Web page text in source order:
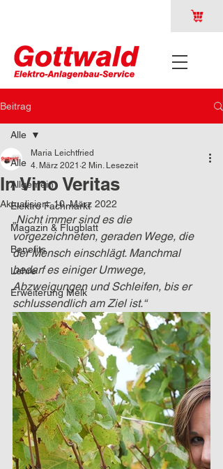
Beitrag
Alle
Allgemein
Elektro Fachmarkt
Magazin & Flugblatt
Benefits
Lehre
Erweiterung Melk
Alle
In Vino Veritas
Maria Leichtfried
4. März 2021 2 Min. Lesezeit
Aktualisiert:10. März 2022
„Nicht immer sind es die
vorgezeichneten, geraden Wege, die
der Mensch einschlägt. Manchmal
bedarf es einiger Umwege,
Abzweigungen und Schleifen, bis er
schlussendlich am Ziel ist.“